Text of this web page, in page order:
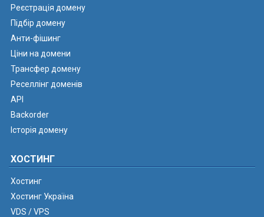
Реєстрація домену
Підбір домену
Анти-фішинг
Ціни на домени
Трансфер домену
Реселлінг доменів
API
Backorder
Історія домену
ХОСТИНГ
Хостинг
Хостинг Україна
VDS / VPS